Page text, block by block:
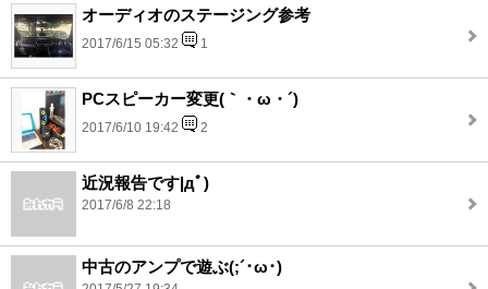
オーディオのステージング参考
2017/6/15 05:32 1
PCスピーカー変更(｀・ω・´)
2017/6/10 19:42 2
近況報告です|дﾟ)
2017/6/8 22:18
中古のアンプで遊ぶ(;´･ω･)